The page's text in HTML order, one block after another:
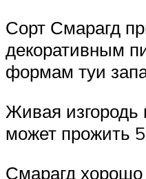
Сорт Смарагд
декоративным
формам туи
Живая изгородь
может прожить
Смарагд хорошо